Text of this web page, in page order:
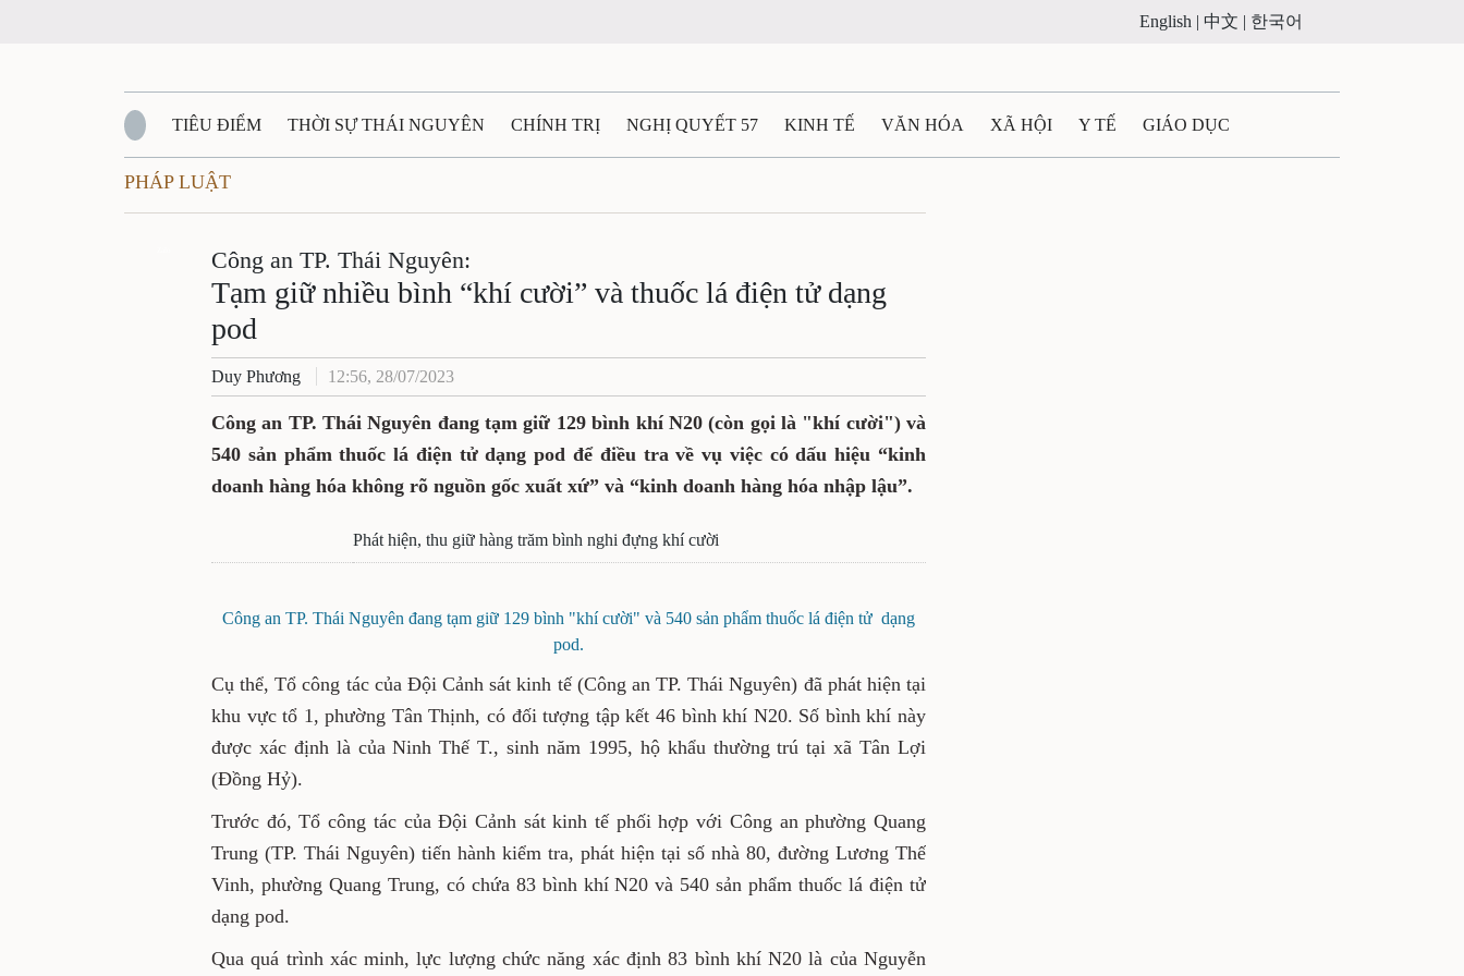
English | 中文 | 한국어
TIÊU ĐIỂM THỜI SỰ THÁI NGUYÊN CHÍNH TRỊ NGHỊ QUYẾT 57 KINH TẾ VĂN HÓA XÃ HỘI Y TẾ GIÁO DỤC
QUỐC PHÒNG - AN NINH
QUÊ HƯƠNG - ĐẤT NƯỚC QUỐC TẾ
VĂN BẢN, CHÍNH SÁCH MỚI
PHÁP LUẬT
Công an TP. Thái Nguyên:
Tạm giữ nhiều bình “khí cười” và thuốc lá điện tử dạng
pod
Duy Phương 12:56, 28/07/2023
Công an TP. Thái Nguyên đang tạm giữ 129 bình khí N20 (còn gọi là "khí cười") và
540 sản phẩm thuốc lá điện tử dạng pod để điều tra về vụ việc có dấu hiệu “kinh
doanh hàng hóa không rõ nguồn gốc xuất xứ” và “kinh doanh hàng hóa nhập lậu”.
Phát hiện, thu giữ hàng trăm bình nghi đựng khí cười
Công an TP. Thái Nguyên đang tạm giữ 129 bình "khí cười" và 540 sản phẩm thuốc lá điện tử dạng
pod.
Cụ thể, Tổ công tác của Đội Cảnh sát kinh tế (Công an TP. Thái Nguyên) đã phát hiện tại
khu vực tổ 1, phường Tân Thịnh, có đối tượng tập kết 46 bình khí N20. Số bình khí này
được xác định là của Ninh Thế T., sinh năm 1995, hộ khẩu thường trú tại xã Tân Lợi
(Đồng Hỷ).
Trước đó, Tổ công tác của Đội Cảnh sát kinh tế phối hợp với Công an phường Quang
Trung (TP. Thái Nguyên) tiến hành kiểm tra, phát hiện tại số nhà 80, đường Lương Thế
Vinh, phường Quang Trung, có chứa 83 bình khí N20 và 540 sản phẩm thuốc lá điện tử
dạng pod.
Qua quá trình xác minh, lực lượng chức năng xác định 83 bình khí N20 là của Nguyễn